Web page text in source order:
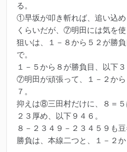
る。
①早坂が叩き斬れば、追い込
くらいだが、⑦明田には気を使
狙いは、１－８から５２が勝
で。
１－５から８が勝負目、以下３
⑦明田が頑張って、１－２か
７。
抑えは⑧三田村だけに、８＝
２３厚め、以下９４６。
８－２３４９－２３４５９も豆
勝負は、本線二つと、１－２か